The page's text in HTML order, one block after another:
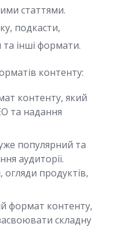
статтями.
подкасти,
та інші формати.
контенту:
контенту, який
та надання
популярний та
аудиторії.
продуктів,
формат контенту,
складну